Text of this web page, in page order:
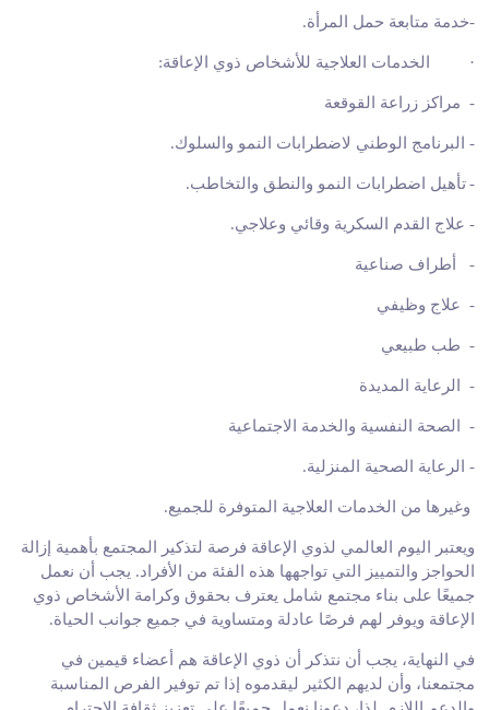
-خدمة متابعة حمل المرأة.
· الخدمات العلاجية للأشخاص ذوي الإعاقة:
- مراكز زراعة القوقعة
- البرنامج الوطني لاضطرابات النمو والسلوك.
- تأهيل اضطرابات النمو والنطق والتخاطب.
- علاج القدم السكرية وقائي وعلاجي.
- أطراف صناعية
- علاج وظيفي
- طب طبيعي
- الرعاية المديدة
- الصحة النفسية والخدمة الاجتماعية
- الرعاية الصحية المنزلية.
وغيرها من الخدمات العلاجية المتوفرة للجميع.
ويعتبر اليوم العالمي لذوي الإعاقة فرصة لتذكير المجتمع بأهمية إزالة
الحواجز والتمييز التي تواجهها هذه الفئة من الأفراد. يجب أن نعمل
جميعًا على بناء مجتمع شامل يعترف بحقوق وكرامة الأشخاص ذوي
الإعاقة ويوفر لهم فرصًا عادلة ومتساوية في جميع جوانب الحياة.
في النهاية، يجب أن نتذكر أن ذوي الإعاقة هم أعضاء قيمين في
مجتمعنا، وأن لديهم الكثير ليقدموه إذا تم توفير الفرص المناسبة